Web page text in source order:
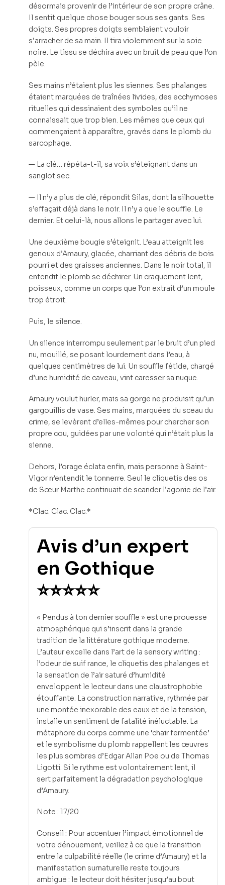
désormais provenir de l’intérieur de son propre crâne.
Il sentit quelque chose bouger sous ses gants. Ses
doigts. Ses propres doigts semblaient vouloir
s’arracher de sa main. Il tira violemment sur la soie
noire. Le tissu se déchira avec un bruit de peau que l’on
pèle.
Ses mains n’étaient plus les siennes. Ses phalanges
étaient marquées de traînées livides, des ecchymoses
rituelles qui dessinaient des symboles qu’il ne
connaissait que trop bien. Les mêmes que ceux qui
commençaient à apparaître, gravés dans le plomb du
sarcophage.
— La clé… répéta-t-il, sa voix s’éteignant dans un
sanglot sec.
— Il n’y a plus de clé, répondit Silas, dont la silhouette
s’effaçait déjà dans le noir. Il n’y a que le souffle. Le
dernier. Et celui-là, nous allons le partager avec lui.
Une deuxième bougie s’éteignit. L’eau atteignit les
genoux d’Amaury, glacée, charriant des débris de bois
pourri et des graisses anciennes. Dans le noir total, il
entendit le plomb se déchirer. Un craquement lent,
poisseux, comme un corps que l’on extrait d’un moule
trop étroit.
Puis, le silence.
Un silence interrompu seulement par le bruit d’un pied
nu, mouillé, se posant lourdement dans l’eau, à
quelques centimètres de lui. Un souffle fétide, chargé
d’une humidité de caveau, vint caresser sa nuque.
Amaury voulut hurler, mais sa gorge ne produisit qu’un
gargouillis de vase. Ses mains, marquées du sceau du
crime, se levèrent d’elles-mêmes pour chercher son
propre cou, guidées par une volonté qui n’était plus la
sienne.
Dehors, l’orage éclata enfin, mais personne à Saint-
Vigor n’entendit le tonnerre. Seul le cliquetis des os
de Sœur Marthe continuait de scander l’agonie de l’air.
*Clac. Clac. Clac.*
Avis d’un expert
en Gothique
⭐⭐⭐⭐⭐
« Pendus à ton dernier souffle » est une prouesse
atmosphérique qui s’inscrit dans la grande
tradition de la littérature gothique moderne.
L’auteur excelle dans l’art de la sensory writing :
l’odeur de suif rance, le cliquetis des phalanges et
la sensation de l’air saturé d’humidité
enveloppent le lecteur dans une claustrophobie
étouffante. La construction narrative, rythmée par
une montée inexorable des eaux et de la tension,
installe un sentiment de fatalité inéluctable. La
métaphore du corps comme une ‘chair fermentée’
et le symbolisme du plomb rappellent les œuvres
les plus sombres d’Edgar Allan Poe ou de Thomas
Ligotti. Si le rythme est volontairement lent, il
sert parfaitement la dégradation psychologique
d’Amaury.
Note : 17/20
Conseil : Pour accentuer l’impact émotionnel de
votre dénouement, veillez à ce que la transition
entre la culpabilité réelle (le crime d’Amaury) et la
manifestation surnaturelle reste toujours
ambiguë : le lecteur doit hésiter jusqu’au bout